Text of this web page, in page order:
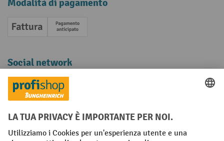
Modalità di pagamento
Fattura Pagamento anticipato
Social network
Facebook
YouTube
LinkedInInstagram
Condizioni Generali di Vendita